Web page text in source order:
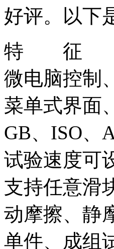
好评。以下
特 征
微电脑控制
菜单式界面
GB、ISO、
试验速度可
支持任意滑
动摩擦、静
单件、成组